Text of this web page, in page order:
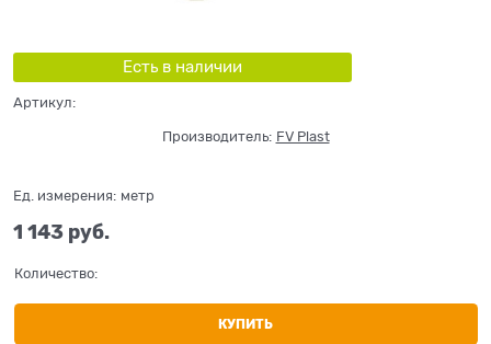
Есть в наличии
Артикул:
Производитель: FV Plast
Ед. измерения: метр
1 143 руб.
Количество:
КУПИТЬ